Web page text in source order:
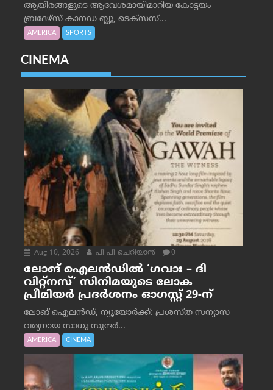
ആയിരങ്ങളുടെ ആവേശമായിമാറിയ കോട്ടയം
ബ്രദേഴ്‌സ് കാനഡ ബ്ലൂ, ടെക്‌സസ്...
AMERICA SPORTS
CINEMA
Aug 10, 2026 പി പി ചെറിയാൻ 0
ലോങ് ഐലൻഡിൽ ‘ഗവാഃ – ദി
വിറ്റ്‌നസ്’ സിനിമയുടെ ലോക
പ്രീമിയർ പ്രദർശനം ഓഗസ്റ്റ് 29-ന്
ലോങ് ഐലൻഡ്, ന്യൂയോർക്ക്: പ്രശസ്ത സന്യാസ
വര്യനായ സാധു സുന്ദർ...
AMERICA CINEMA